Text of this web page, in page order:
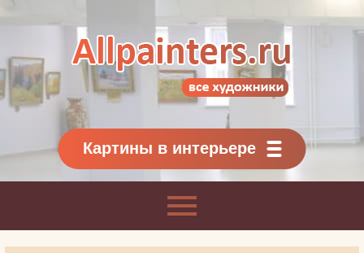
Картины классиков
и современников
Картины в интерьере